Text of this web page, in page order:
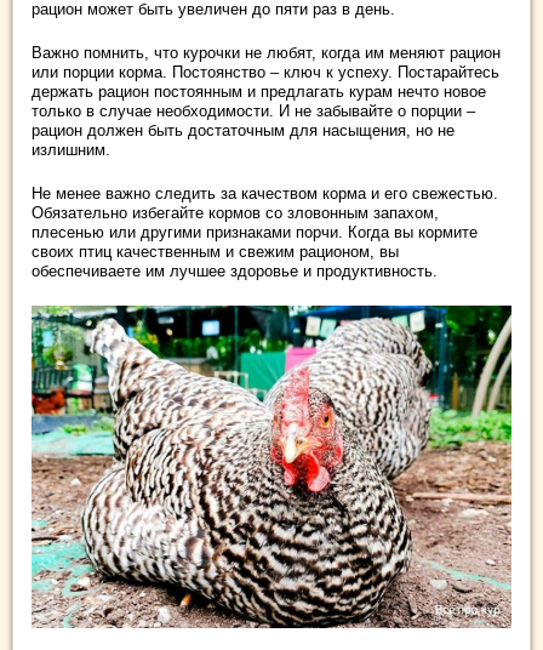
рацион может быть увеличен до пяти раз в день.
Важно помнить, что курочки не любят, когда им меняют рацион
или порции корма. Постоянство – ключ к успеху. Постарайтесь
держать рацион постоянным и предлагать курам нечто новое
только в случае необходимости. И не забывайте о порции –
рацион должен быть достаточным для насыщения, но не
излишним.
Не менее важно следить за качеством корма и его свежестью.
Обязательно избегайте кормов со зловонным запахом,
плесенью или другими признаками порчи. Когда вы кормите
своих птиц качественным и свежим рационом, вы
обеспечиваете им лучшее здоровье и продуктивность.